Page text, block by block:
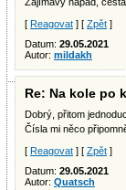
[ Reagovat ] [ Zpět ]
Datum: 29.05.2021
Autor: mildakh
Re: Na kole po
Dobrý, přitom
Čísla mi něco
[ Reagovat ] [ Zpět ]
Datum: 29.05.2021
Autor: Quatsch